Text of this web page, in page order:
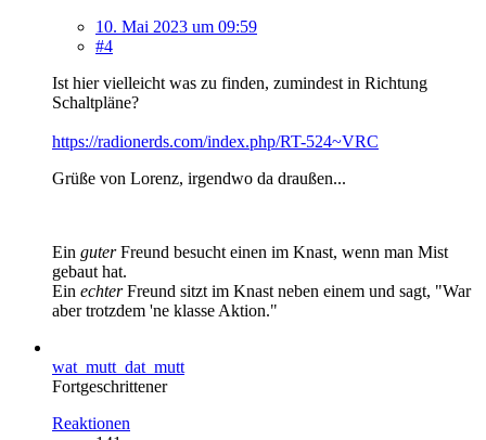
10. Mai 2023 um 09:59
#4
Ist hier vielleicht was zu finden, zumindest in Richtung
Schaltpläne?
https://radionerds.com/index.php/RT-524~VRC
Grüße von Lorenz, irgendwo da draußen...
Ein guterFreund besucht einen im Knast, wenn man Mist
gebaut hat.
Ein echterFreund sitzt im Knast neben einem und sagt, "War
aber trotzdem 'ne klasse Aktion."
wat_mutt_dat_mutt
Fortgeschrittener
Reaktionen